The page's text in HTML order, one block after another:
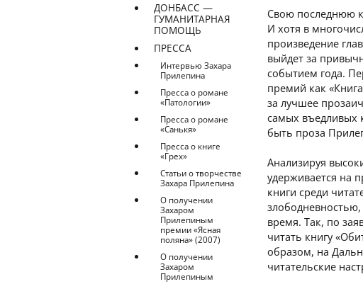
ДОНБАСС —
ГУМАНИТАРНАЯ
ПОМОЩЬ
ПРЕССА
Интервью Захара
Прилепина
Пресса о романе
«Патологии»
Пресса о романе
«Санькя»
Пресса о книге
«Грех»
Статьи о творчестве
Захара Прилепина
О получении
Захаром
Прилепиным
премии «Ясная
поляна» (2007)
О получении
Захаром
Прилепиным
Свою последнюю
И хотя в
произведение
выйдет за
событием года.
премий как
за лучшее
самых въедливых
быть проза
Анализируя
удерживается на
книги среди
время. Так, по
читать книгу
образом, на
читательские